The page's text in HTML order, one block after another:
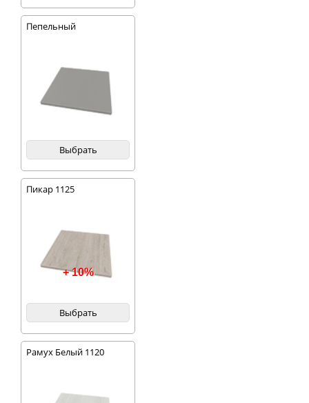
Пепельный
Выбрать
Пикар 1125
+ 10%
Выбрать
Рамух Белый 1120